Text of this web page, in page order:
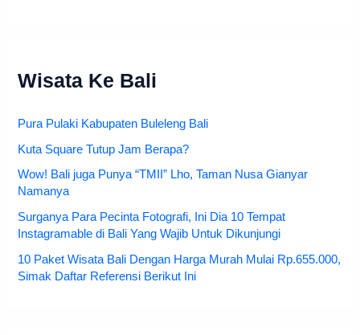
Wisata Ke Bali
Pura Pulaki Kabupaten Buleleng Bali
Kuta Square Tutup Jam Berapa?
Wow! Bali juga Punya “TMII” Lho, Taman Nusa Gianyar
Namanya
Surganya Para Pecinta Fotografi, Ini Dia 10 Tempat
Instagramable di Bali Yang Wajib Untuk Dikunjungi
10 Paket Wisata Bali Dengan Harga Murah Mulai Rp.655.000,
Simak Daftar Referensi Berikut Ini